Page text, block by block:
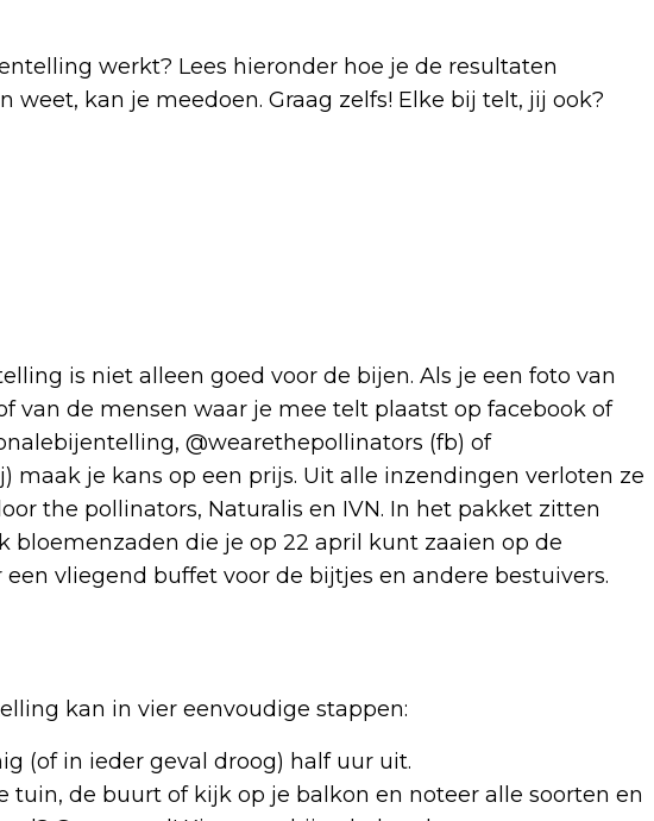
werkt? Lees hieronder hoe je de resultaten
weet, kan je meedoen. Graag zelfs! Elke bij telt, jij ook?
is niet alleen goed voor de bijen. Als je een foto van
van de mensen waar je mee telt plaatst op facebook of
@wearethepollinators (fb) of
maak je kans op een prijs. Uit alle inzendingen verloten ze
the pollinators, Naturalis en IVN. In het pakket zitten
bloemenzaden die je op 22 april kunt zaaien op de
vliegend buffet voor de bijtjes en andere bestuivers.
kan in vier eenvoudige stappen:
(of in ieder geval droog) half uur uit.
tuin, de buurt of kijk op je balkon en noteer alle soorten en